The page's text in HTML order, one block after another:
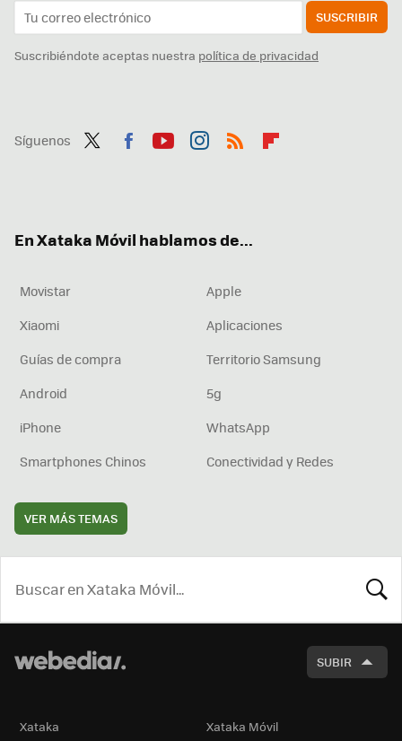
SUSCRIBIR
Suscribiéndote aceptas nuestra política de privacidad
Síguenos
En Xataka Móvil hablamos de...
Movistar
Apple
Xiaomi
Aplicaciones
Guías de compra
Territorio Samsung
Android
5g
iPhone
WhatsApp
Smartphones Chinos
Conectividad y Redes
VER MÁS TEMAS
SUBIR
Xataka Xataka Móvil